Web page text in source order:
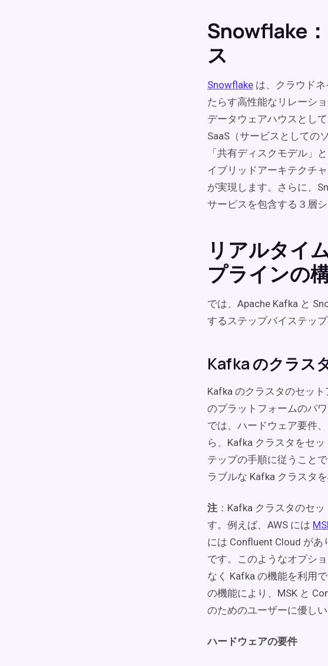
Snowflake
ス
Snowflake は、クラウド
たらす高性能なリレーシ
データウェアハウスとし
SaaS（サービスとしての
「共有ディスクモデル」
イブリッドアーキテクチ
が実現します。さらに、
サービスを包含する３層
リアルタイ
プラインの
では、Apache Kafka と
するステップバイステッ
Kafka のクラス
Kafka のクラスタのセッ
のプラットフォームのパ
では、ハードウェア要件
ら、Kafka クラスタをセ
テップの手順に従うこと
ラブルな Kafka クラスタ
注 ：Kafka クラスタのセ
す。例えば、AWS には
には Confluent Cloud が
です。このようなオプシ
なく Kafka の機能を利用
の機能により、MSK と
のためのユーザーに優し
ハードウェアの要件